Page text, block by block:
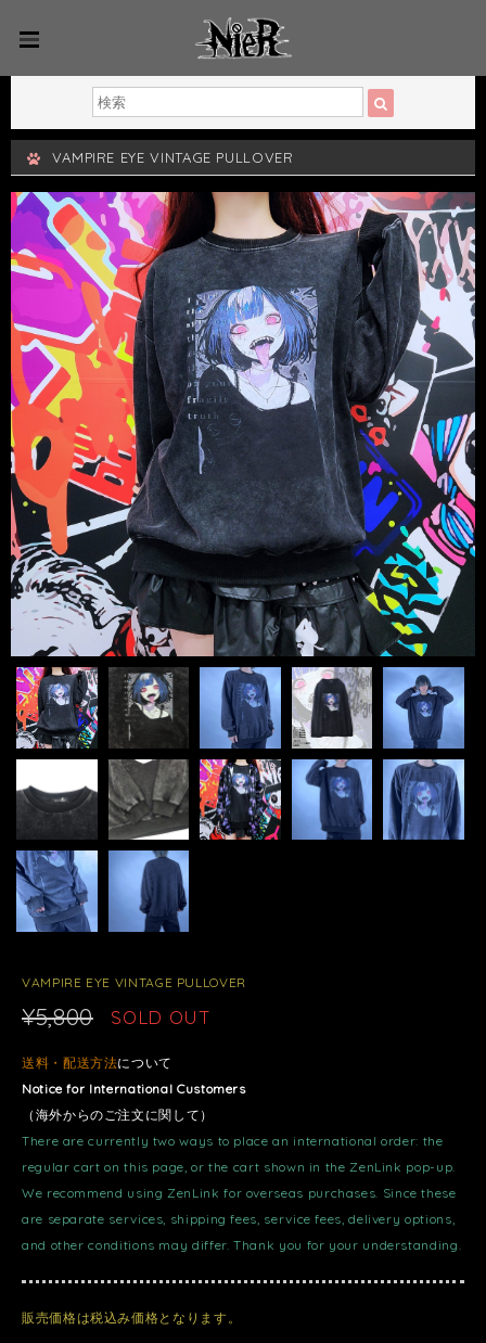
VAMPIRE EYE VINTAGE PULLOVER
VAMPIRE EYE VINTAGE PULLOVER
¥5,800 SOLD OUT
送料・配送方法について
Notice for International Customers
（海外からのご注文に関して）
There are currently two ways to place an international order: the
regular cart on this page, or the cart shown in the ZenLink pop-up.
We recommend using ZenLink for overseas purchases. Since these
are separate services, shipping fees, service fees, delivery options,
and other conditions may differ. Thank you for your understanding.
販売価格は税込み価格となります。